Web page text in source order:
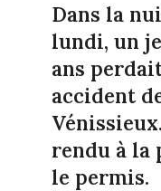
Dans la
lundi, un
ans
accident
rendu à la
le permis.